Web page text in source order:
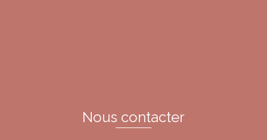
du
produit
Nous contacter